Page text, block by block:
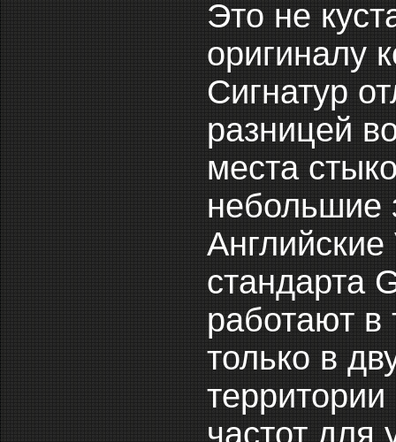
Это не
оригиналу
Сигнатур
разницей
места
небольшие
стандарта
работают в
только в
частот для